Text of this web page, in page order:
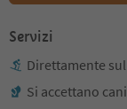
Servizi
Direttamente
Si accettano cani